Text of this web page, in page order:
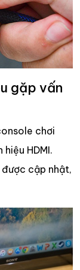
gặp vấn
chơi
HDMI.
cập nhật,